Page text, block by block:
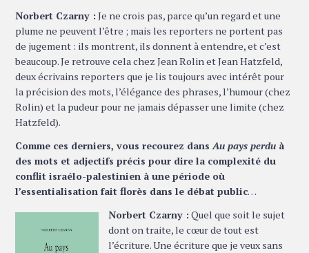
Norbert Czarny : Je ne crois pas, parce qu’un regard et une
plume ne peuvent l’être ; mais les reporters ne portent pas
de jugement : ils montrent, ils donnent à entendre, et c’est
beaucoup. Je retrouve cela chez Jean Rolin et Jean Hatzfeld,
deux écrivains reporters que je lis toujours avec intérêt pour
la précision des mots, l’élégance des phrases, l’humour (chez
Rolin) et la pudeur pour ne jamais dépasser une limite (chez
Hatzfeld).
Comme ces derniers, vous recourez dansAu pays perdu à
des mots et adjectifs précis pour dire la complexité du
conflit israélo-palestinien à une période où
l’essentialisation fait florès dans le débat public…
Norbert Czarny : Quel que soit le sujet
dont on traite, le cœur de tout est
l’écriture. Une écriture que je veux sans